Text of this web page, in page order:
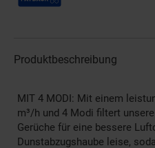
Produktbeschreibung
MIT 4 MODI: Mit einem
m³/h und 4 Modi filtert
Gerüche für eine bessere
Dunstabzugshaube leise,